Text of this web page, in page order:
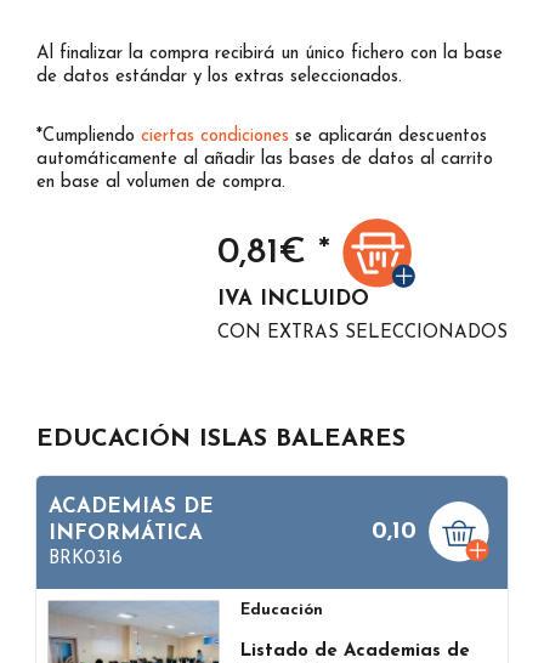
Al finalizar la compra recibirá un único fichero con la base
de datos estándar y los extras seleccionados.
*Cumpliendo ciertas condiciones se aplicarán descuentos
automáticamente al añadir las bases de datos al carrito
en base al volumen de compra.
0,81€ *
IVA INCLUIDO
CON EXTRAS SELECCIONADOS
EDUCACIÓN ISLAS BALEARES
ACADEMIAS DE
INFORMÁTICA
BRK0316
0,10
Educación
Listado de Academias de